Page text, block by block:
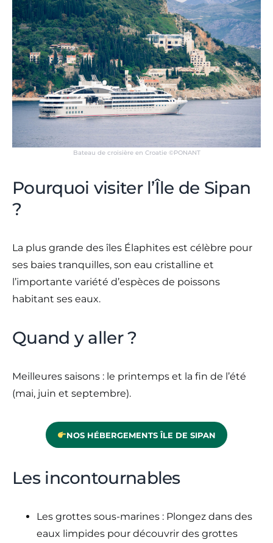
Bateau de croisière en Croatie ©PONANT
Pourquoi visiter l’Île de Sipan
?
La plus grande des îles Élaphites est célèbre pour
ses baies tranquilles, son eau cristalline et
l’importante variété d’espèces de poissons
habitant ses eaux.
Quand y aller ?
Meilleures saisons : le printemps et la fin de l’été
(mai, juin et septembre).
NOS HÉBERGEMENTS ÎLE DE SIPAN
Les incontournables
Les grottes sous-marines : Plongez dans des
eaux limpides pour découvrir des grottes